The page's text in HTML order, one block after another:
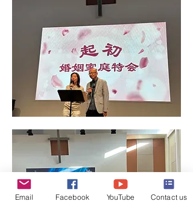
Email Facebook YouTube Contact us